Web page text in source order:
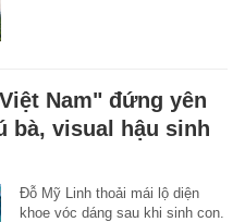
Nam" đứng yên
bà, visual hậu sinh
Đỗ Mỹ Linh thoải mái lộ diện
khoe vóc dáng sau khi sinh con.